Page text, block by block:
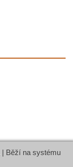
| Běží na systému